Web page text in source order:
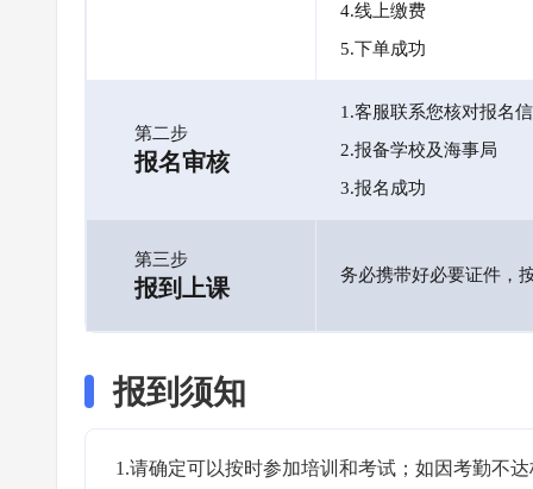
4.线上缴费
5.下单成功
第二步
报名审核
1.客服联系您核对报名
2.报备学校及海事局
3.报名成功
第三步
报到上课 务必携带好必要证件，
报到须知
1.请确定可以按时参加培训和考试；如因考勤不